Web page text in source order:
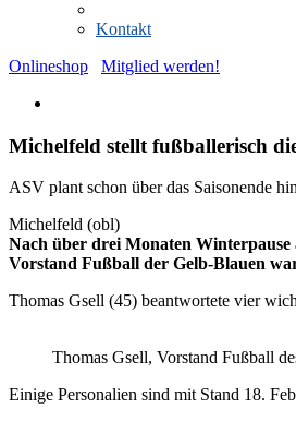
Kontakt
Onlineshop
Mitglied werden!
Michelfeld stellt fußballerisch
ASV plant schon über das Saisonende
Michelfeld (obl)
Nach über drei Monaten Winterpause
Vorstand Fußball der Gelb-Blauen
Thomas Gsell (45) beantwortete vier
Thomas Gsell, Vorstand Fußball
Einige Personalien sind mit Stand 18.